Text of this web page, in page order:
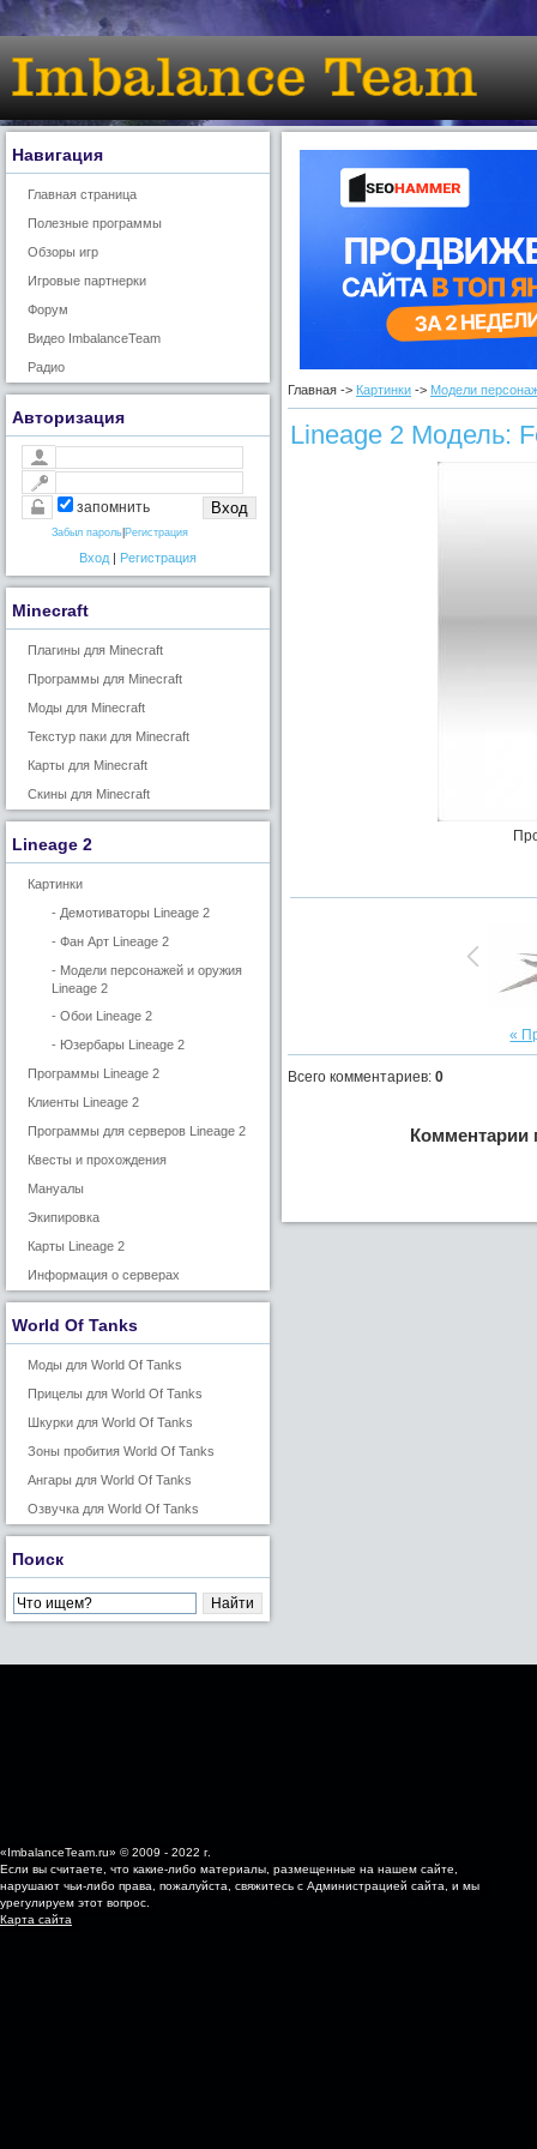
Навигация
Главная страница
Полезные программы
Обзоры игр
Игровые партнерки
Форум
Видео ImbalanceTeam
Радио
Авторизация
запомнить
Забыл пароль Регистрация
Вход | Регистрация
Minecraft
Плагины для Minecraft
Программы для Minecraft
Моды для Minecraft
Текстур паки для Minecraft
Карты для Minecraft
Скины для Minecraft
Lineage 2
Картинки
- Демотиваторы Lineage 2
- Фан Арт Lineage 2
- Модели персонажей и оружия
Lineage 2
- Обои Lineage 2
- Юзербары Lineage 2
Программы Lineage 2
Клиенты Lineage 2
Программы для серверов Lineage 2
Квесты и прохождения
Мануалы
Экипировка
Карты Lineage 2
Информация о серверах
World Of Tanks
Моды для World Of Tanks
Прицелы для World Of Tanks
Шкурки для World Of Tanks
Зоны пробития World Of Tanks
Ангары для World Of Tanks
Озвучка для World Of Tanks
Поиск
Главная -> Картинки -> Модели
Lineage 2 Модель:
«
Всего комментариев: 0
Комментарии
«ImbalanceTeam.ru» © 2009 - 2022 г.
Если вы считаете, что какие-либо материалы, размещенные на нашем сайте,
нарушают чьи-либо права, пожалуйста, свяжитесь с Администрацией сайта, и мы
урегулируем этот вопрос.
Карта сайта